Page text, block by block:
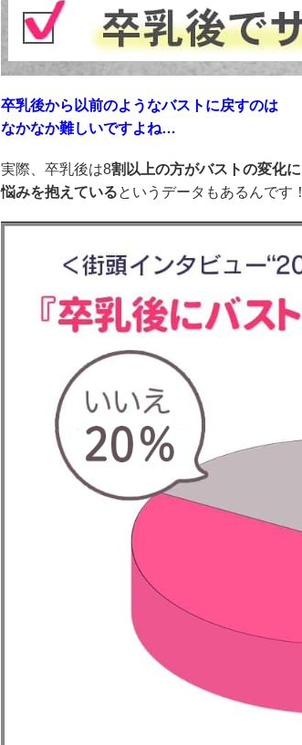
卒乳後から以前のようなバストに戻すのは
なかなか難しいですよね…
実際、卒乳後は8割以上の方がバストの変化に
悩みを抱えているというデータもあるんです！